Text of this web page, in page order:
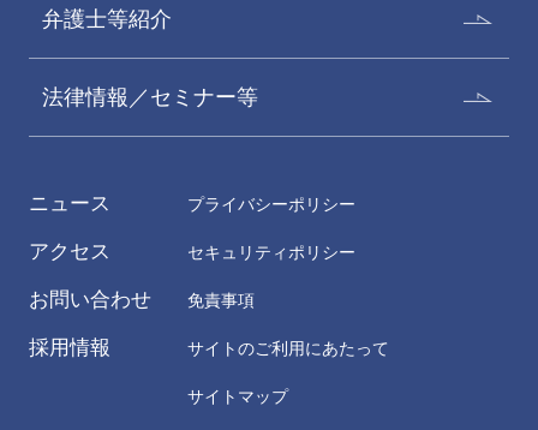
弁護士等紹介
法律情報／セミナー等
ニュース
アクセス
お問い合わせ
採用情報
プライバシーポリシー
セキュリティポリシー
免責事項
サイトのご利用にあたって
サイトマップ